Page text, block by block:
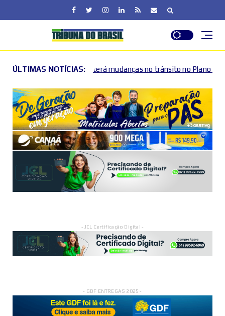
ÚLTIMAS NOTÍCIAS:
mudanças no trânsito no Plano Piloto e no Gama por causa de
- JCL Certificação Digital -
- GDF ENTREGAS 2025 -